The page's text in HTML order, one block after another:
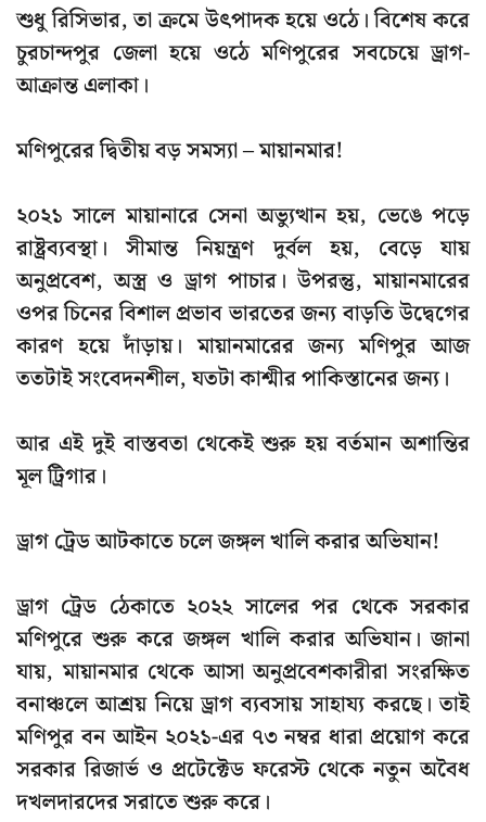
শুধু রিসিভার, তা ক্রমে উৎপাদক হয়ে ওঠে। বিশেষ করে
চুরচান্দপুর জেলাহয়ে ওঠে মণিপুরের সবচেয়ে ড্রাগ-
আক্রান্ত এলাকা।
মণিপুরের দ্বিতীয় বড় সমস্যা – মায়ানমার!
২০২১ সালেমায়ানারে সেনা অভ্যুত্থান হয়, ভেঙে পড়ে
রাষ্ট্রব্যবস্থা। সীমান্ত নিয়ন্ত্রণ দুর্বল হয়, বেড়ে যায়
অনুপ্রবেশ, অস্ত্র ও ড্রাগ পাচার। উপরন্তু, মায়ানমারের
ওপর চিনের বিশাল প্রভাব ভারতের জন্য বাড়তি উদ্বেগের
কারণ হয়ে দাঁড়ায়। মায়ানমারের জন্য মণিপুর আজ
ততটাই সংবেদনশীল, যতটা কাশ্মীর পাকিস্তানের জন্য।
আর এই দুই বাস্তবতা থেকেই শুরু হয় বর্তমান অশান্তির
মূল ট্রিগার।
ড্রাগ ট্রেড আটকাতে চলে জঙ্গল খালি করার অভিযান!
ড্রাগ ট্রেড ঠেকাতে ২০২২ সালের পর থেকে সরকার
মণিপুরে শুরু করে জঙ্গল খালি করার অভিযান। জানা
যায়, মায়ানমার থেকে আসা অনুপ্রবেশকারীরা সংরক্ষিত
বনাঞ্চলে আশ্রয় নিয়ে ড্রাগ ব্যবসায় সাহায্য করছে। তাই
মণিপুরবনআইন ২০২১-এর ৭৩নম্বরধারা প্রয়োগ করে
সরকার রিজার্ভ ও প্রটেক্টেড ফরেস্ট থেকে নতুন অবৈধ
দখলদারদের সরাতে শুরু করে।